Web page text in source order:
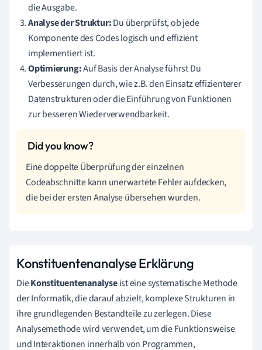
die Ausgabe.
Analyse der Struktur:Du überprüfst, ob jede
Komponente des Codes logisch und effizient
implementiert ist.
Optimierung:Auf Basis der Analyse führst Du
Verbesserungen durch, wie z.B. den Einsatz effizienterer
Datenstrukturen oder die Einführung von Funktionen
zur besseren Wiederverwendbarkeit.
Eine doppelte Überprüfung der einzelnen
Codeabschnitte kann unerwartete Fehler aufdecken,
die bei der ersten Analyse übersehen wurden.
Konstituentenanalyse Erklärung
DieKonstituentenanalyseist eine systematische Methode
der Informatik, die darauf abzielt, komplexe Strukturen in
ihre grundlegenden Bestandteile zu zerlegen. Diese
Analysemethode wird verwendet, um die Funktionsweise
und Interaktionen innerhalb von Programmen,